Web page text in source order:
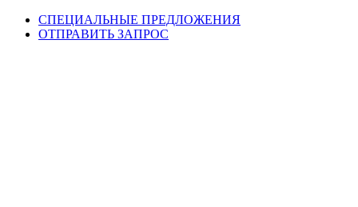
СПЕЦИАЛЬНЫЕ ПРЕДЛОЖЕНИЯ
ОТПРАВИТЬ ЗАПРОС